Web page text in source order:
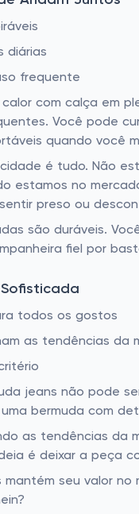
diárias
frequente
calor com calça em
Você pode
quando você
é tudo. Não
estamos no
preso ou
são duráveis.
fiel por
todos os gostos
as tendências da
jeans não pode
bermuda com
as tendências da
é deixar a peça
mantém seu valor